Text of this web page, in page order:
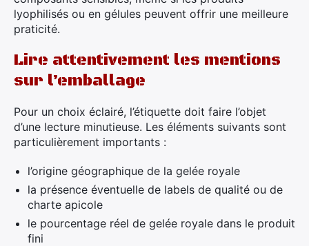
lyophilisés ou en gélules peuvent offrir une meilleure
praticité.
Lire attentivement les mentions
sur l’emballage
Pour un choix éclairé, l’étiquette doit faire l’objet
d’une lecture minutieuse. Les éléments suivants sont
particulièrement importants :
l’origine géographique de la gelée royale
la présence éventuelle de labels de qualité ou de
charte apicole
le pourcentage réel de gelée royale dans le produit
fini